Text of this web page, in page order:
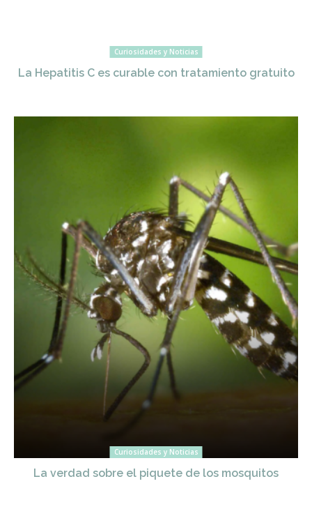
Curiosidades y Noticias
La Hepatitis C es curable con tratamiento gratuito
Curiosidades y Noticias
La verdad sobre el piquete de los mosquitos